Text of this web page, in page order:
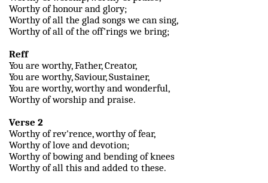
Worthy of honour and glory;
Worthy of all the glad songs we can sing,
Worthy of all of the off’rings we bring;
Reff
You are worthy, Father, Creator,
You are worthy, Saviour, Sustainer,
You are worthy, worthy and wonderful,
Worthy of worship and praise.
Verse 2
Worthy of rev'rence, worthy of fear,
Worthy of love and devotion;
Worthy of bowing and bending of knees
Worthy of all this and added to these.